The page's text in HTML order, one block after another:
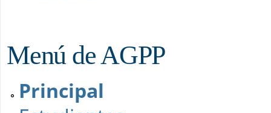
Menú de AGPP
Principal